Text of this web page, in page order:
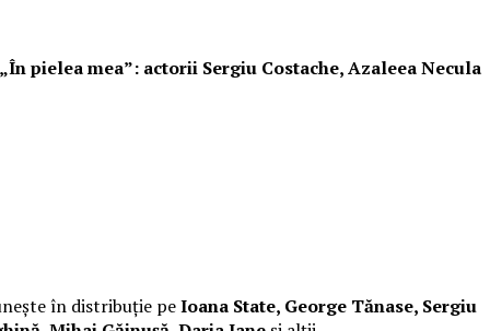
pielea mea”: actorii Sergiu Costache, Azaleea Necula
în distribuție peIoana State, George Tănase, Sergiu